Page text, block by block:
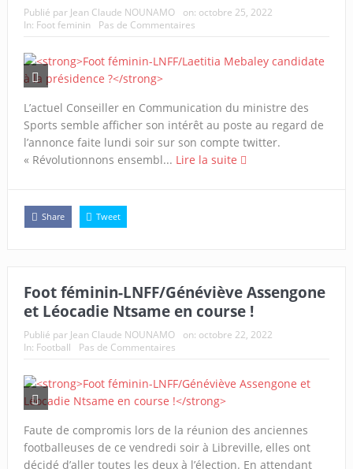
Publié par Jean Claude NOUNAMO on: octobre 25, 2022
In: Foot feminin Pas de Commentaires
L’actuel Conseiller en Communication du ministre des
Sports semble afficher son intérêt au poste au regard de
l’annonce faite lundi soir sur son compte twitter.
« Révolutionnons ensembl... Lire la suite
Share Tweet
Foot féminin-LNFF/Généviève Assengone
et Léocadie Ntsame en course !
Publié par Jean Claude NOUNAMO on: octobre 22, 2022
In: Football Pas de Commentaires
Faute de compromis lors de la réunion des anciennes
footballeuses de ce vendredi soir à Libreville, elles ont
décidé d’aller toutes les deux à l’élection. En attendant